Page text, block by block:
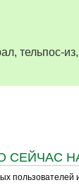
тельпос-из,
СЕЙЧАС
пользователей